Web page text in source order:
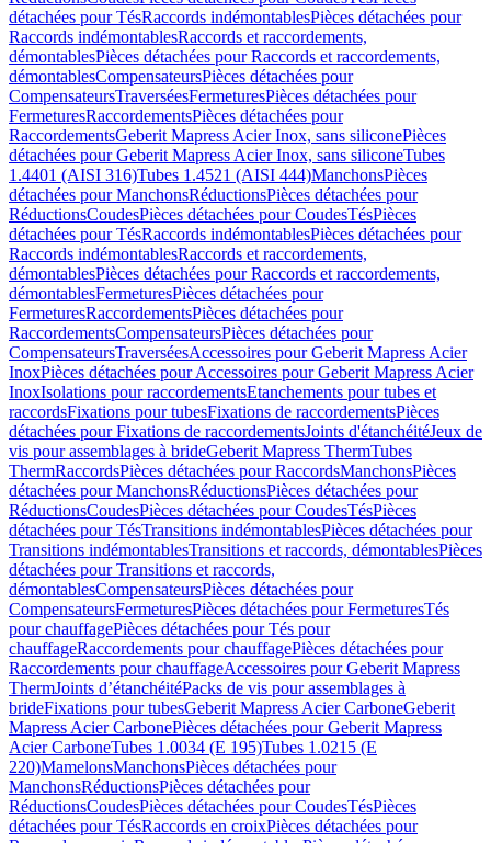
détachées pour TésRaccords indémontablesPièces détachées pour
Raccords indémontablesRaccords et raccordements,
démontablesPièces détachées pour Raccords et raccordements,
démontablesCompensateursPièces détachées pour
CompensateursTraverséesFermeturesPièces détachées pour
FermeturesRaccordementsPièces détachées pour
RaccordementsGeberit Mapress Acier Inox, sans siliconePièces
détachées pour Geberit Mapress Acier Inox, sans siliconeTubes
1.4401 (AISI 316)Tubes 1.4521 (AISI 444)ManchonsPièces
détachées pour ManchonsRéductionsPièces détachées pour
RéductionsCoudesPièces détachées pour CoudesTésPièces
détachées pour TésRaccords indémontablesPièces détachées pour
Raccords indémontablesRaccords et raccordements,
démontablesPièces détachées pour Raccords et raccordements,
démontablesFermeturesPièces détachées pour
FermeturesRaccordementsPièces détachées pour
RaccordementsCompensateursPièces détachées pour
CompensateursTraverséesAccessoires pour Geberit Mapress Acier
InoxPièces détachées pour Accessoires pour Geberit Mapress Acier
InoxIsolations pour raccordementsEtanchements pour tubes et
raccordsFixations pour tubesFixations de raccordementsPièces
détachées pour Fixations de raccordementsJoints d'étanchéitéJeux de
vis pour assemblages à brideGeberit Mapress ThermTubes
ThermRaccordsPièces détachées pour RaccordsManchonsPièces
détachées pour ManchonsRéductionsPièces détachées pour
RéductionsCoudesPièces détachées pour CoudesTésPièces
détachées pour TésTransitions indémontablesPièces détachées pour
Transitions indémontablesTransitions et raccords, démontablesPièces
détachées pour Transitions et raccords,
démontablesCompensateursPièces détachées pour
CompensateursFermeturesPièces détachées pour FermeturesTés
pour chauffagePièces détachées pour Tés pour
chauffageRaccordements pour chauffagePièces détachées pour
Raccordements pour chauffageAccessoires pour Geberit Mapress
ThermJoints d’étanchéitéPacks de vis pour assemblages à
brideFixations pour tubesGeberit Mapress Acier CarboneGeberit
Mapress Acier CarbonePièces détachées pour Geberit Mapress
Acier CarboneTubes 1.0034 (E 195)Tubes 1.0215 (E
220)MamelonsManchonsPièces détachées pour
ManchonsRéductionsPièces détachées pour
RéductionsCoudesPièces détachées pour CoudesTésPièces
détachées pour TésRaccords en croixPièces détachées pour